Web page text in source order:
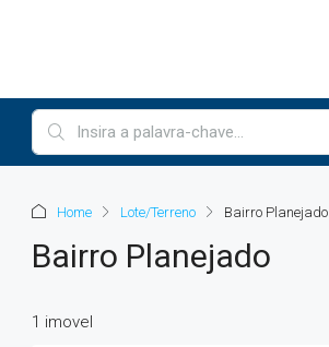
Home Lote/Terreno Bairro Planejado
Bairro Planejado
1 imovel